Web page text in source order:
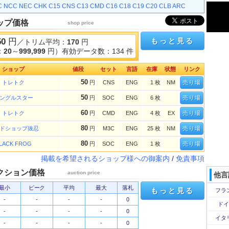
他
フラ
ド
イタ
NCC NEC CHK C15 CNS C13 CMD C16 C18 C19 C20 CLBARC
プ価格 shop price
円 ／トリム平均： 170 円
20～999,999 円）有効データ数：134 件
もっと見る
ショップ 値段 セット 言語 在庫 状態 リンク
トレトク 50 円 CNS ENG 1 枚 NM 売り場
グルスター 50 円 SOC ENG 6 枚 売り場
トレトク 60 円 CMD ENG 4 枚 EX 売り場
ショップ抜忍 80 円 M3C ENG 25 枚 NM 売り場
FROG 80 円 SOC ENG 1 枚 売り場
掲載を希望されるショップ様への御案内 / 免責事項
ション価格 auction price
小 ピーク 平均 最大
落札
-
- - -
0
-
- - -
0
-
- - - 0
もっと見る